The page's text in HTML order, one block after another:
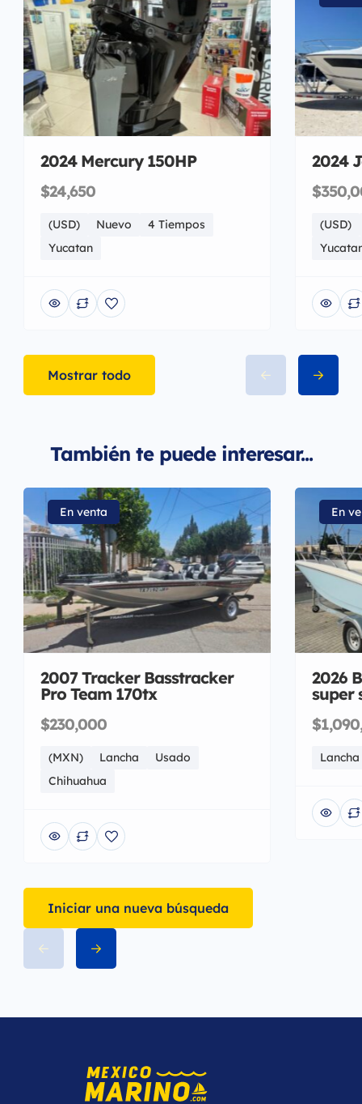
2024 Mercury 150HP
$24,650
(USD) Nuevo
4 Tiempos
Yucatan
2024
(USD)
Mostrar todo
También te puede interesar...
En venta
2007 Tracker Basstracker
Pro Team 170tx
$230,000
(MXN) Lancha
Usado
Chihuahua
En
2026
super
Lancha
Iniciar una nueva búsqueda